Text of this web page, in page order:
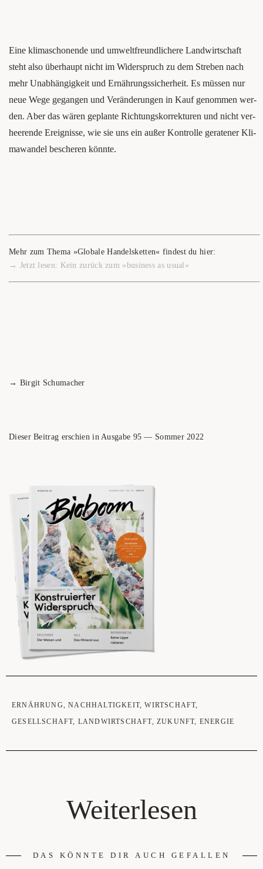
Eine kli­ma­scho­nen­de und umwelt­freund­li­che­re Land­wirt­schaft
steht also über­haupt nicht im Wider­spruch zu dem Stre­ben nach
mehr Unab­hän­gig­keit und Ernäh­rungs­si­cher­heit. Es müs­sen nur
neue Wege gegan­gen und Ver­än­de­run­gen in Kauf genom­men wer­
den. Aber das wären geplan­te Rich­tungs­kor­rek­tu­ren und nicht ver­
hee­ren­de Ereig­nis­se, wie sie uns ein außer Kon­trol­le gera­te­ner Kli­
ma­wan­del besche­ren könnte.
Mehr zum The­ma »Glo­ba­le Han­dels­ket­ten« fin­dest du hier:
→ Jetzt lesen: Kein zurück zum »busi­ness as usual«
→ Bir­git Schumacher
Die­ser Bei­trag erschien in Aus­ga­be 95 — Som­mer 2022
ERNÄHRUNG,NACHHALTIGKEIT,WIRTSCHAFT,
GESELLSCHAFT, LANDWIRTSCHAFT,ZUKUNFT, ENERGIE
Weiterlesen
DAS KÖNNTE DIR AUCH GEFALLEN